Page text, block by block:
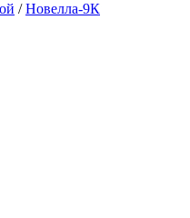
/Новелла-9К